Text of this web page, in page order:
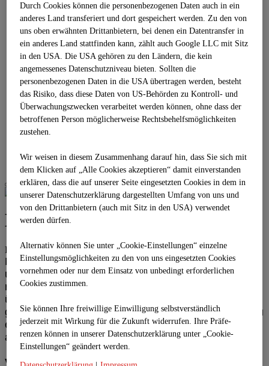
Sky Stage Mini
Sky Stage Maxi
Sky Stage Bar
Sky Stage Maxi+Mini
Sky Stage Point, Mini, Maxi + Bar
Business Stage
Business Stage Übersicht
Business Stage 1.1
Business Stage 1.2
Business Stage 1.3
Business Stage 1.4
KONTAKT
Location
FLEXIBEL – MODERN – GUT ERREICHBAR
Mit drei verschiedenen „Stages“, die flexibel gestaltet
und ausgestattet werden können, bieten wir den
richtigen Rahmen für Ihre Veranstaltungen. Ob hoch
über den Dächern Wiens mit Blick auf die Donau oder
gut erreichbare Räumlichkeiten und Seminarräume zu
ebener Erde – wir helfen Ihrer Zielgruppe,
anzukommen und sich wohl zu fühlen.
Vielfalt:2.000 m² Gesamtveranstaltungsflächen im
Durch Cookies können die personenbezogenen Daten auch in ein
anderes Land transferiert und dort gespeichert werden. Zu den von
uns oben erwähnten Drittanbietern, bei denen ein Datentransfer in
ein anderes Land stattfinden kann, zählt auch Google LLC mit Sitz
in den USA. Die USA gehören zu den Ländern, die kein
angemessenes Datenschutzniveau bieten. Sollten die
personenbezogenen Daten in die USA übertragen werden, besteht
das Risiko, dass diese Daten von US-Behörden zu Kontroll- und
Überwachungszwecken verarbeitet werden können, ohne dass der
betroffenen Person möglicherweise Rechtsbehelfsmöglichkeiten
zustehen.
Wir weisen in diesem Zusammenhang darauf hin, dass Sie sich mit
dem Klicken auf „Alle Cookies akzeptieren“ damit ein­ver­standen
erklären, dass die auf unserer Seite eingesetzten Cookies in dem in
unserer Datenschutzerklärung dargestellten Umfang von uns und
von den Drittanbietern (auch mit Sitz in den USA) verwendet
werden dürfen.
Alternativ können Sie unter „Cookie-Einstellungen“ einzelne
Einstellungsmöglichkeiten zu den von uns eingesetzten Cookies
vornehmen oder nur dem Einsatz von unbedingt erforderlichen
Cookies zustimmen.
Sie können Ihre freiwillige Einwilligung selbstverständlich
jederzeit mit Wirkung für die Zukunft widerrufen. Ihre Prä­fe­
renzen können in unserer Datenschutzerklärung unter „Cookie-
Einstellungen“ geändert werden.